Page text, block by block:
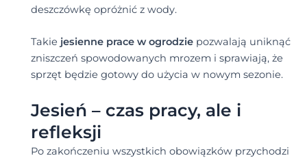
deszczówkę opróżnić z wody.
Takie jesienne prace w ogrodziepozwalają uniknąć
zniszczeń spowodowanych mrozem i sprawiają, że
sprzęt będzie gotowy do użycia w nowym sezonie.
Jesień – czas pracy, ale i
refleksji
Po zakończeniu wszystkich obowiązków przychodzi